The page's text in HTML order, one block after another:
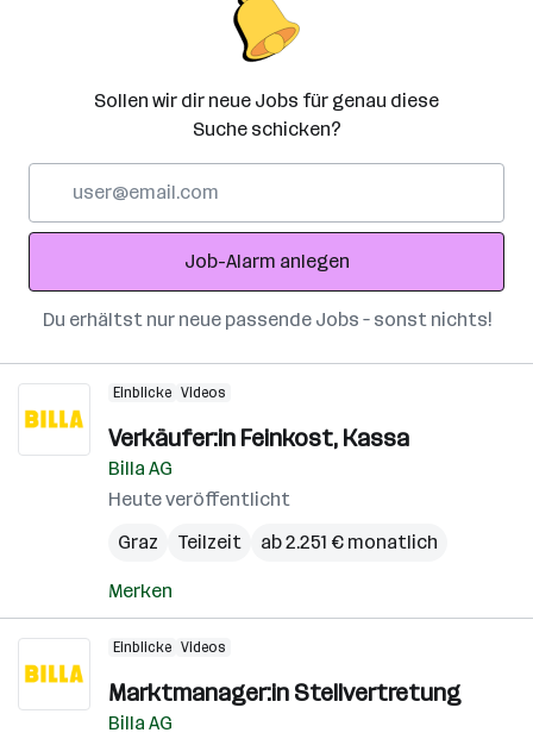
Sollen wir dir neue Jobs für genau diese
Suche schicken?
Adresse
Job-Alarm anlegen
Du erhältst nur neue passende Jobs – sonst nichts!
Einblicke Videos
Verkäufer:in Feinkost, Kassa
Billa AG
Heute veröffentlicht
Graz
Teilzeit ab 2.251 € monatlich
Merken
Einblicke Videos
Marktmanager:in Stellvertretung
Billa AG